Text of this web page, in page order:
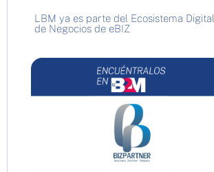
LBM ya es parte del Ecosistema Digital
de Negocios de eBIZ